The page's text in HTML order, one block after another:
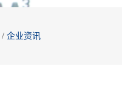
/ 企业资讯